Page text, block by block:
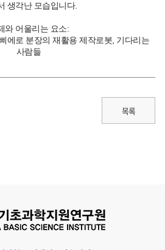
생각난 모습입니다.
와 어울리는 요소:
에로 분장의 재활용 제작로봇, 기다리는
사람들
목록